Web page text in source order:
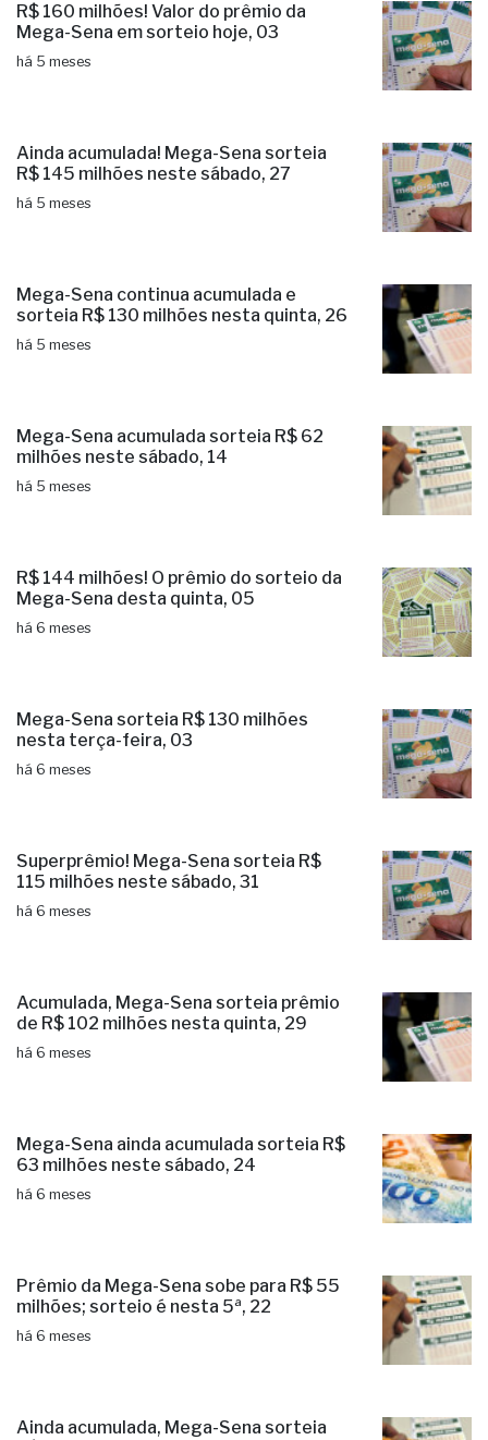
R$ 160 milhões! Valor do prêmio da
Mega-Sena em sorteio hoje, 03
há 5 meses
Ainda acumulada! Mega-Sena sorteia
R$ 145 milhões neste sábado, 27
há 5 meses
Mega-Sena continua acumulada e
sorteia R$ 130 milhões nesta quinta, 26
há 5 meses
Mega-Sena acumulada sorteia R$ 62
milhões neste sábado, 14
há 5 meses
R$ 144 milhões! O prêmio do sorteio da
Mega-Sena desta quinta, 05
há 6 meses
Mega-Sena sorteia R$ 130 milhões
nesta terça-feira, 03
há 6 meses
Superprêmio! Mega-Sena sorteia R$
115 milhões neste sábado, 31
há 6 meses
Acumulada, Mega-Sena sorteia prêmio
de R$ 102 milhões nesta quinta, 29
há 6 meses
Mega-Sena ainda acumulada sorteia R$
63 milhões neste sábado, 24
há 6 meses
Prêmio da Mega-Sena sobe para R$ 55
milhões; sorteio é nesta 5ª, 22
há 6 meses
Ainda acumulada, Mega-Sena sorteia